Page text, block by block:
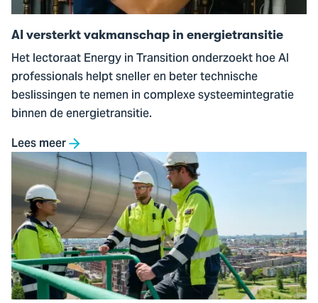
AI versterkt vakmanschap in energietransitie
Het lectoraat Energy in Transition onderzoekt hoe AI
professionals helpt sneller en beter technische
beslissingen te nemen in complexe systeemintegratie
binnen de energietransitie.
Lees meer
Ga
naar
Energy
Hubs
versterken
robuuste
energie-
infrastructuur